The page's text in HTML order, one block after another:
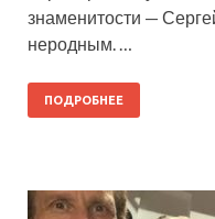
знаменитости —
неродным. …
ПОДРОБНЕЕ